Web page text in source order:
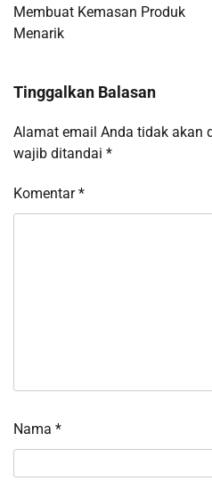
Membuat Kemasan Produk
Menarik
Tinggalkan Balasan
Alamat email Anda tidak akan
wajib ditandai *
Komentar*
Nama *